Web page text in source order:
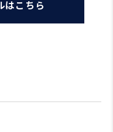
はこちら